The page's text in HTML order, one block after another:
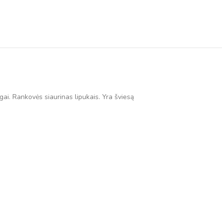
Rankovės siaurinas lipukais. Yra šviesą